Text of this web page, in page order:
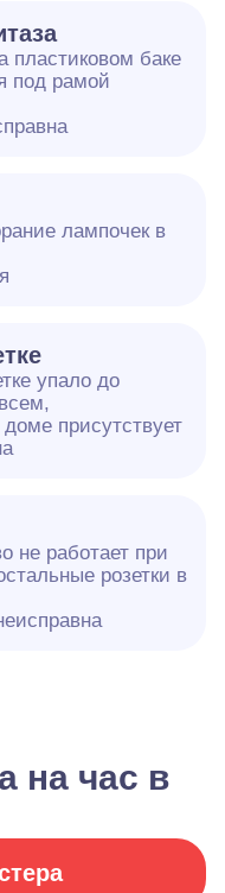
пластиковом баке
под рамой
лампочек в
упало до
присутствует
не работает при
розетки в
на час в